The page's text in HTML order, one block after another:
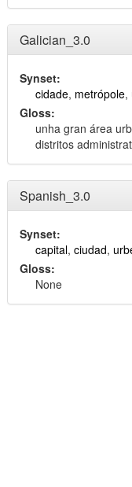
Galician_3.0
Synset:
cidade, metrópole,
Gloss:
unha gran área
distritos
Spanish_3.0
Synset:
capital, ciudad,
Gloss:
None